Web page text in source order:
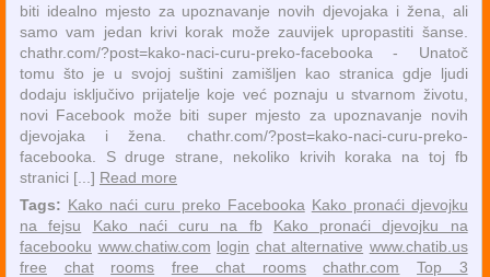
biti idealno mjesto za upoznavanje novih djevojaka i žena, ali
samo vam jedan krivi korak može zauvijek upropastiti šanse.
chathr.com/?post=kako-naci-curu-preko-facebooka - Unatoč
tomu što je u svojoj suštini zamišljen kao stranica gdje ljudi
dodaju isključivo prijatelje koje već poznaju u stvarnom životu,
novi Facebook može biti super mjesto za upoznavanje novih
djevojaka i žena. chathr.com/?post=kako-naci-curu-preko-
facebooka. S druge strane, nekoliko krivih koraka na toj fb
stranici [...] Read more
Tags: Kako naći curu preko Facebooka Kako pronaći djevojku
na fejsu
Kako naći curu na fb
Kako pronaći djevojku na
facebooku www.chatiw.com login chat alternative www.chatib.us
free
chat rooms free chat rooms chathr.com
Top 3